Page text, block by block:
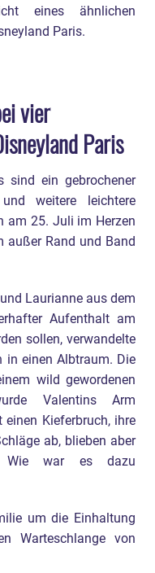
eines ähnlichen
Paris.
vier
Paris
sind ein gebrochener
weitere leichtere
am 25. Juli im Herzen
außer Rand und Band
Laurianne aus dem
Aufenthalt am
sollen, verwandelte
in einen Albtraum. Die
wild gewordenen
Valentins Arm
einen Kieferbruch, ihre
ab, blieben aber
Wie war es dazu
um die Einhaltung
Warteschlange von